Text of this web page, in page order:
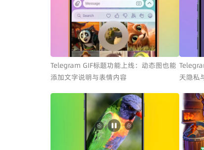
Telegram GIF标题功能上线：动态图也能
添加文字说明与表情内容
天隐私